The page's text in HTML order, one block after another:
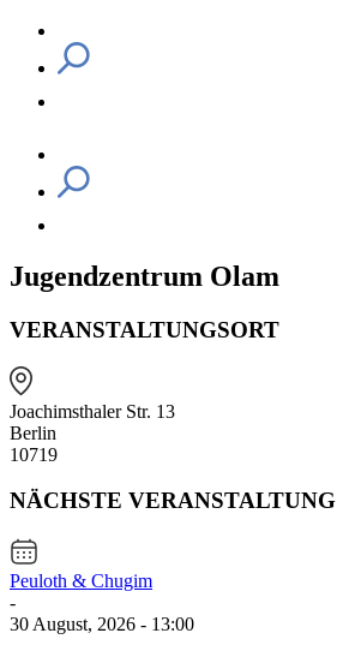
Jugendzentrum Olam
VERANSTALTUNGSORT
Joachimsthaler Str. 13
Berlin
10719
NÄCHSTE VERANSTALTUNG
Peuloth & Chugim
-
30 August, 2026 - 13:00